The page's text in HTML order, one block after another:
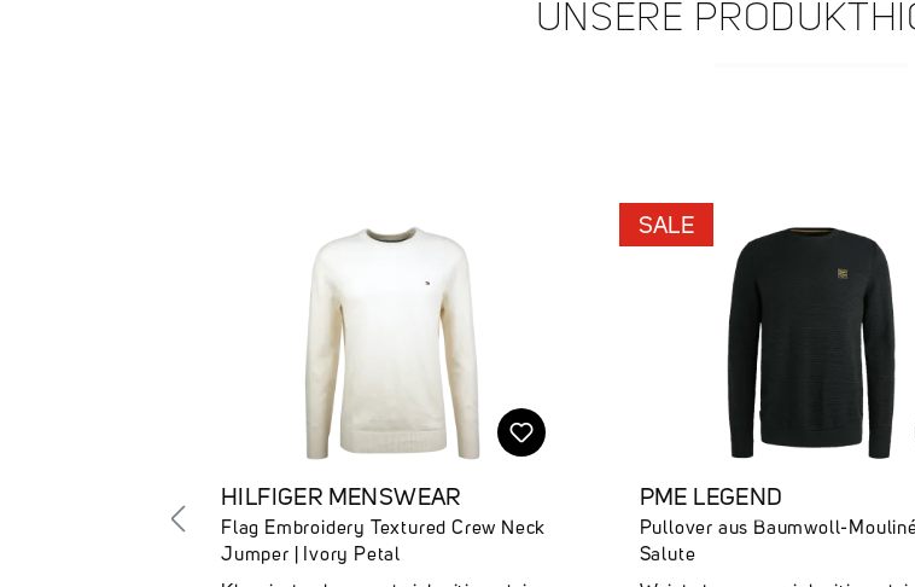
UNSERE
HILFIGER MENSWEAR
Flag Embroidery Textured Crew Neck
Jumper | Ivory Petal
SALE
PME LEGEND
Pullover aus Baumwoll-Mouliné
Salute